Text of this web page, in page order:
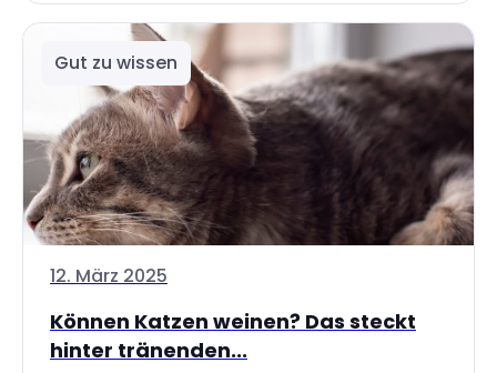
Gut zu wissen
12. März 2025
Können Katzen weinen? Das steckt
hinter tränenden...